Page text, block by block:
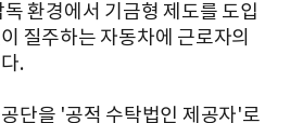
환경에서 기금형 제도를 도입
질주하는 자동차에 근로자의
.
단을 '공적 수탁법인 제공자'로